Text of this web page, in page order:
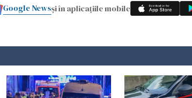
Google Newsși în aplicațiile mobile